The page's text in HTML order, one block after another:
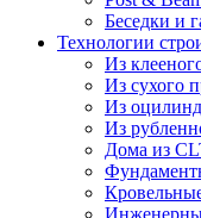
Беседки и
Технологии
Из
Из сухого
Из
Из
Дома из